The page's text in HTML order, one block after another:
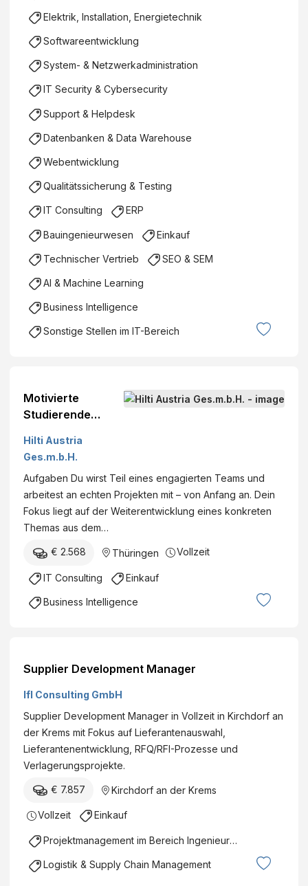
Elektrik, Installation, Energietechnik
Softwareentwicklung
System- & Netzwerkadministration
IT Security & Cybersecurity
Support & Helpdesk
Datenbanken & Data Warehouse
Webentwicklung
Qualitätssicherung & Testing
IT Consulting ERP
Bauingenieurwesen Einkauf
Technischer Vertrieb SEO & SEM
AI & Machine Learning
Business Intelligence
Sonstige Stellen im IT-Bereich
Motivierte
Studierende
Monate im Hilti
Produktionswerk
in Thüringen
(Vorarlberg)
Hilti Austria
Ges.m.b.H.
Aufgaben Du wirst Teil eines engagierten Teams und
arbeitest an echten Projekten mit – von Anfang an. Dein
Fokus liegt auf der Weiterentwicklung eines konkreten
Themas aus dem…
€ 2.568 Thüringen Vollzeit
IT Consulting Einkauf
Business Intelligence
Supplier Development Manager
Ifl Consulting GmbH
Supplier Development Manager in Vollzeit in Kirchdorf an
der Krems mit Fokus auf Lieferantenauswahl,
Lieferantenentwicklung, RFQ/RFI-Prozesse und
Verlagerungsprojekte.
€ 7.857 Kirchdorf an der Krems
Vollzeit Einkauf
Projektmanagement im Bereich Ingenieurswesen
Logistik & Supply Chain Management